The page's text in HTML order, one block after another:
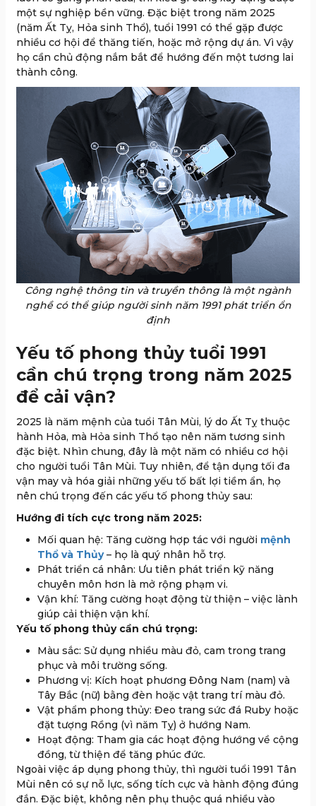
một sự nghiệp bền vững. Đặc biệt trong năm 2025
(năm Ất Tỵ, Hỏa sinh Thổ), tuổi 1991 có thể gặp được
nhiều cơ hội để thăng tiến, hoặc mở rộng dự án. Vì vậy
họ cần chủ động nắm bắt để hướng đến một tương lai
thành công.
Công nghệ thông tin và truyền thông là một ngành
nghề có thể giúp người sinh năm 1991 phát triển ổn
định
Yếu tố phong thủy tuổi 1991
cần chú trọng trong năm 2025
để cải vận?
2025 là năm mệnh của tuổi Tân Mùi, lý do Ất Tỵ thuộc
hành Hỏa, mà Hỏa sinh Thổ tạo nên năm tương sinh
đặc biệt. Nhìn chung, đây là một năm có nhiều cơ hội
cho người tuổi Tân Mùi. Tuy nhiên, để tận dụng tối đa
vận may và hóa giải những yếu tố bất lợi tiềm ẩn, họ
nên chú trọng đến các yếu tố phong thủy sau:
Hướng đi tích cực trong năm 2025:
Mối quan hệ: Tăng cường hợp tác với người mệnh
Thổ và Thủy– họ là quý nhân hỗ trợ.
Phát triển cá nhân: Ưu tiên phát triển kỹ năng
chuyên môn hơn là mở rộng phạm vi.
Vận khí: Tăng cường hoạt động từ thiện – việc lành
giúp cải thiện vận khí.
Yếu tố phong thủy cần chú trọng:
Màu sắc: Sử dụng nhiều màu đỏ, cam trong trang
phục và môi trường sống.
Phương vị: Kích hoạt phương Đông Nam (nam) và
Tây Bắc (nữ) bằng đèn hoặc vật trang trí màu đỏ.
Vật phẩm phong thủy: Đeo trang sức đá Ruby hoặc
đặt tượng Rồng (vì năm Tỵ) ở hướng Nam.
Hoạt động: Tham gia các hoạt động hướng về cộng
đồng, từ thiện để tăng phúc đức.
Ngoài việc áp dụng phong thủy, thì người tuổi 1991 Tân
Mùi nên có sự nỗ lực, sống tích cực và hành động đúng
đắn. Đặc biệt, không nên phụ thuộc quá nhiều vào